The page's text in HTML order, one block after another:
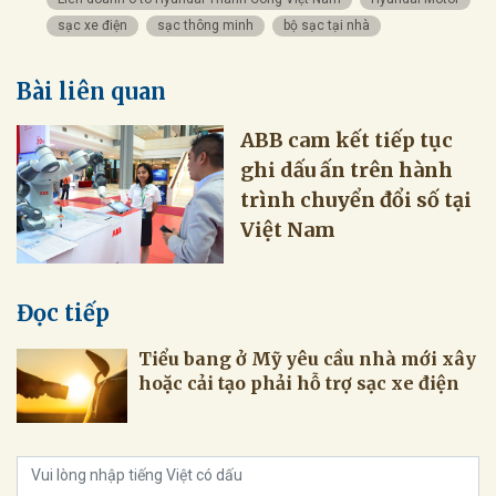
sạc xe điện
sạc thông minh bộ sạc tại nhà
Bài liên quan
ABB cam kết tiếp tục
ghi dấu ấn trên hành
trình chuyển đổi số tại
Việt Nam
Đọc tiếp
Tiểu bang ở Mỹ yêu cầu nhà mới xây
hoặc cải tạo phải hỗ trợ sạc xe điện